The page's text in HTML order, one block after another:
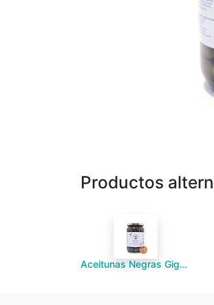
Productos
Aceitunas Negras Gigantes organicas "San Nicolas" 500g